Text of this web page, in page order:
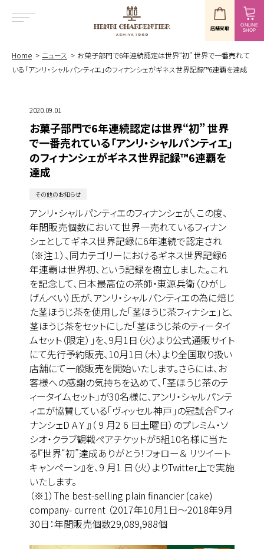
店舗受取 ONLINE
SHOP
Home ニュース
お菓子部門で6年連続認定は世界“初” 世界で一番売れて
いる「アンリ・シャルパンティエ」のフィナンシェがギネス世界記録™6連覇を達成
2020.09.01
お菓子部門で6年連続認定は世界“初” 世界
で一番売れている「アンリ・シャルパンティエ」
のフィナンシェがギネス世界記録™6連覇を
達成
その他のお知らせ
アンリ・シャルパンティエのフィナンシェが、この度、
年間販売個数において世界一売れているフィナン
シェとしてギネス世界記録に6年連続で認定され
（※注１）、同カテゴリーにおけるギネス世界記録6
年連覇は世界初、という記録を樹立しました。これ
を記念して、日本最高位の茶師・東源兵衛（ひがし
げんべい）氏が、アンリ・シャルパンティエの為に焙じ
た茎ほうじ茶を使用した「茎ほうじ茶フィナシェ」と、
茎ほうじ茶をセットにした「茎ほうじ茶のティータイ
ムセット（限定）」を、9月1日（火）より公式通販サイト
にて先行予約販売、10月1日（木）より全国取り扱い
店舗にて一般販売を開始いたします。さらには、お
客様への感謝の気持ちを込めて、「茎ほうじ茶のテ
ィータイムセット」が30名様に、アンリ・シャルパンテ
ィエが協賛している「ヴィッセル神戸」の冠試合『フィ
ナンシェD A Y 』（ 9 月2 6 日土曜日）のプレミム・ソ
シオ・クラブ観戦ペアチケットが5組10名様に当た
る『世界“初”達成ありがとう！フォロー＆ リツイート
キャンペーン』を、9 月1 日（火）よりTwitter上で実施
いたします。
（※1）The best-selling plain financier (cake)
company- current （2017年10月1日～2018年9月
30日：年間販売個数29,089,988個